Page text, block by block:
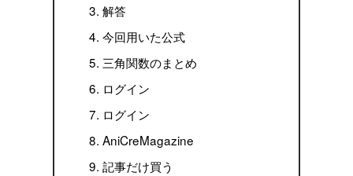
解答
今回用いた公式
三角関数のまとめ
ログイン
ログイン
AniCreMagazine
記事だけ買う